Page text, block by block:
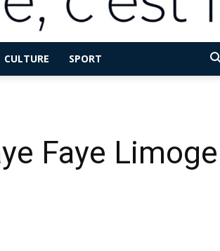
CULTURE SPORT
Faye Limoge